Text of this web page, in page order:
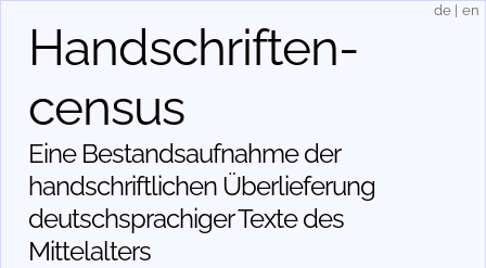
Handschriften­
census
Eine Bestandsaufnahme der
handschriftlichen Über­lieferung
deutschsprachiger Texte des
Mittelalters
de en